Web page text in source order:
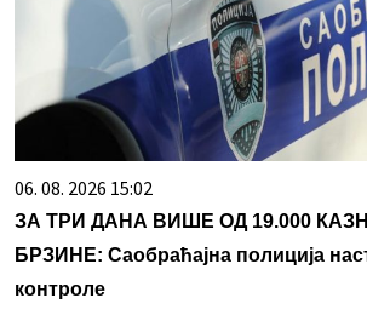
06. 08. 2026 15:02
ЗА ТРИ ДАНА ВИШЕ ОД 19.000
БРЗИНЕ: Саобраћајна полиција
контроле